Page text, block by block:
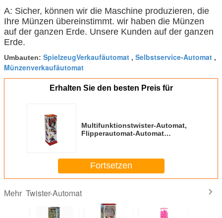
A: Sicher, können wir die Maschine produzieren, die
Ihre Münzen übereinstimmt. wir haben die Münzen
auf der ganzen Erde. Unsere Kunden auf der ganzen
Erde.
Umbauten: SpielzeugVerkaufäutomat , Selbstservice-Automat ,
Münzenverkaufäutomat
Erhalten Sie den besten Preis für
Multifunktionstwister-Automat,
Flipperautomat-Automat
Fortsetzen
Mehr Twister-Automat